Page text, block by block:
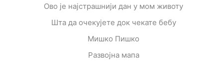
Ово је најстрашнији дан у мом животу
Шта да очекујете док чекате бебу
Мишко Пишко
Развојна мапа